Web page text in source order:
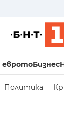
евротоБизнес
Политика